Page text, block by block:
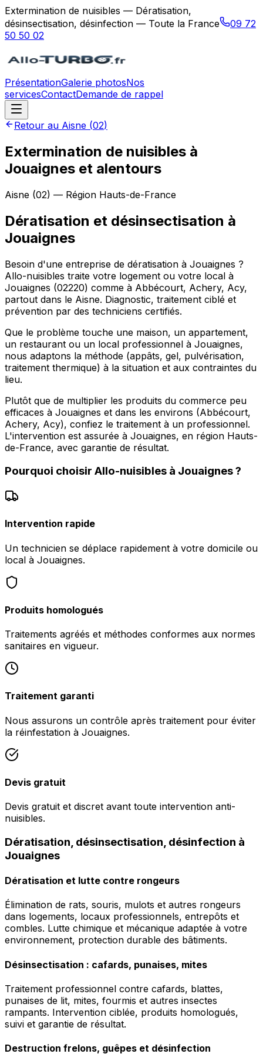
Extermination de nuisibles — Dératisation,
désinsectisation, désinfection — Toute la France
09 72
50 50 02
PrésentationGalerie photosNos
servicesContactDemande de rappel
Retour au Aisne (02)
Extermination de nuisibles à
Jouaignes et alentours
Aisne (02) — Région Hauts-de-France
Dératisation et désinsectisation à
Jouaignes
Besoin d'une entreprise de dératisation à Jouaignes ?
Allo-nuisibles traite votre logement ou votre local à
Jouaignes (02220) comme à Abbécourt, Achery, Acy,
partout dans le Aisne. Diagnostic, traitement ciblé et
prévention par des techniciens certifiés.
Que le problème touche une maison, un appartement,
un restaurant ou un local professionnel à Jouaignes,
nous adaptons la méthode (appâts, gel, pulvérisation,
traitement thermique) à la situation et aux contraintes du
lieu.
Plutôt que de multiplier les produits du commerce peu
efficaces à Jouaignes et dans les environs (Abbécourt,
Achery, Acy), confiez le traitement à un professionnel.
L'intervention est assurée à Jouaignes, en région Hauts-
de-France, avec garantie de résultat.
Pourquoi choisir Allo-nuisibles à Jouaignes?
Intervention rapide
Un technicien se déplace rapidement à votre domicile ou
local à Jouaignes.
Produits homologués
Traitements agréés et méthodes conformes aux normes
sanitaires en vigueur.
Traitement garanti
Nous assurons un contrôle après traitement pour éviter
la réinfestation à Jouaignes.
Devis gratuit
Devis gratuit et discret avant toute intervention anti-
nuisibles.
Dératisation, désinsectisation, désinfection à
Jouaignes
Dératisation et lutte contre rongeurs
Élimination de rats, souris, mulots et autres rongeurs
dans logements, locaux professionnels, entrepôts et
combles. Lutte chimique et mécanique adaptée à votre
environnement, protection durable des bâtiments.
Désinsectisation : cafards, punaises, mites
Traitement professionnel contre cafards, blattes,
punaises de lit, mites, fourmis et autres insectes
rampants. Intervention ciblée, produits homologués,
suivi et garantie de résultat.
Destruction frelons, guêpes et désinfection